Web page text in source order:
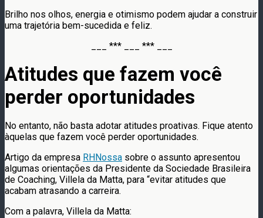
Brilho nos olhos, energia e otimismo podem ajudar a construir
uma trajetória bem-sucedida e feliz.
___ *** ___ *** ___
Atitudes que fazem você
perder oportunidades
No entanto, não basta adotar atitudes proativas. Fique atento
àquelas que fazem você perder oportunidades.
Artigo da empresa RHNossa sobre o assunto apresentou
algumas orientações da Presidente da Sociedade Brasileira
de Coaching, Villela da Matta, para “evitar atitudes que
acabam atrasando a carreira.
Com a palavra, Villela da Matta: